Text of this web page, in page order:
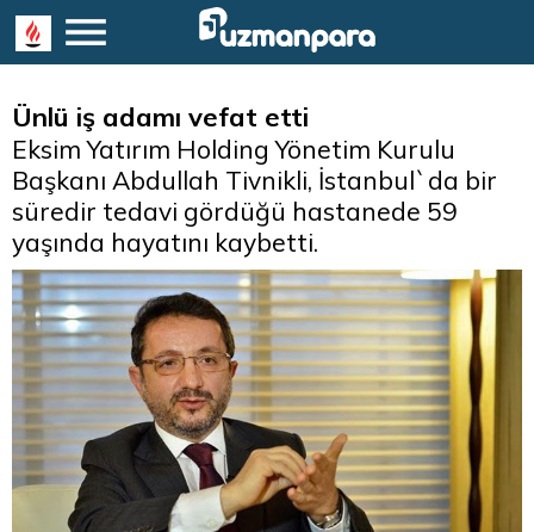
Ünlü iş adamı vefat etti
Eksim Yatırım Holding Yönetim Kurulu
Başkanı Abdullah Tivnikli, İstanbul`da bir
süredir tedavi gördüğü hastanede 59
yaşında hayatını kaybetti.